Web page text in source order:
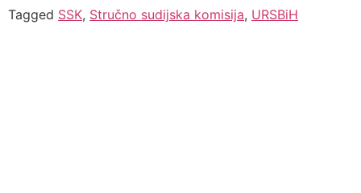
Tagged SSK, Stručno sudijska komisija, URSBiH